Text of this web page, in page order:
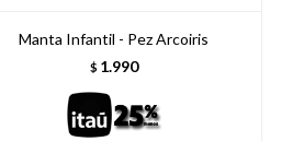
Manta Infantil - Pez Arcoiris
$ 1.990